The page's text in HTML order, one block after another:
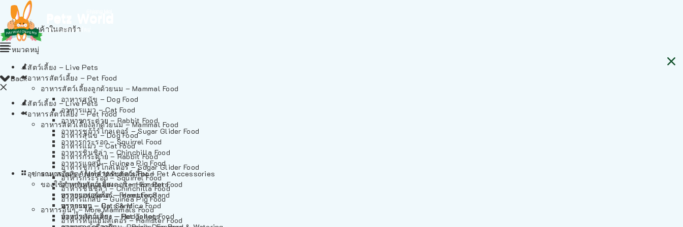
ไม่มีสินค้าในตะกร้า
Back
สัตว์เลี้ยง – Live Pets
อาหารสัตว์เลี้ยง – Pet Food
อาหารสัตว์เลี้ยงลูกด้วยนม – Mammal Food
อาหารสุนัข – Dog Food
อาหารแมว – Cat Food
อาหารกระต่าย – Rabbit Food
อาหารชูก้าร์ไกลเดอร์ – Sugar Glider Food
อาหารกระรอก – Squirrel Food
อาหารชินชิล่า – Chinchilla Food
อาหารแกสบี้ – Guinea Pig Food
อาหารอื่นๆ – More Mammals Food
อาหารหนูแฮมสเตอร์ – Hamster Food
หมวดหมู่
สัตว์เลี้ยง – Live Pets
อาหารสัตว์เลี้ยง – Pet Food
อาหารสัตว์เลี้ยงลูกด้วยนม – Mammal Food
อาหารสุนัข – Dog Food
อาหารแมว – Cat Food
อาหารกระต่าย – Rabbit Food
อาหารชูก้าร์ไกลเดอร์ – Sugar Glider Food
อาหารกระรอก – Squirrel Food
อาหารชินชิล่า – Chinchilla Food
อาหารแกสบี้ – Guinea Pig Food
อาหารอื่นๆ – More Mammals Food
อาหารหนูแฮมสเตอร์ – Hamster Food
อาหารเฟอร์เร็ต – Ferret Food
อาหารหนู – Rats & Mice Food
อาหารเม่นแคระ – Hedgehog Food
อุปกรณและผลิตภัณฑ์สำหรับสัตว์เลี้ยง – Pet Accessories
ของใช้สำหรับสัตว์เลี้ยง – Item For Pets
ทรายแฮมสเตอร์ – Hamster Sand
ทรายแมว – Cat Sand
ห้องน้ำสัตว์เลี้ยง – Pet Toilets